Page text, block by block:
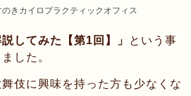
のきカイロプラクティックオフィス
してみた【第1回】」
という事
した。
伎に興味を持った方も少なくな